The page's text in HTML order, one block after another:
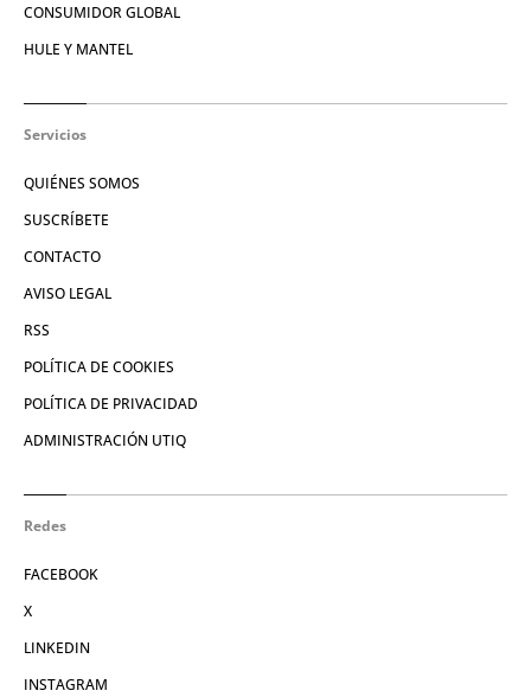
CONSUMIDOR GLOBAL
HULE Y MANTEL
Servicios
QUIÉNES SOMOS
SUSCRÍBETE
CONTACTO
AVISO LEGAL
RSS
POLÍTICA DE COOKIES
POLÍTICA DE PRIVACIDAD
ADMINISTRACIÓN UTIQ
Redes
FACEBOOK
X
LINKEDIN
INSTAGRAM